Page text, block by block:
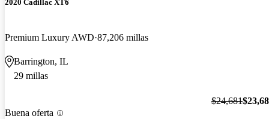
2020 Cadillac XT6
Premium Luxury AWD 87,206 millas
Barrington, IL
29 millas
Buena oferta
$24,681